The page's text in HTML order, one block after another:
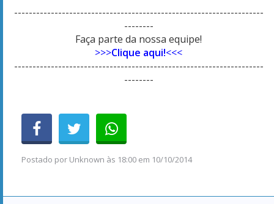
--------------------------------------------------------------------
--------
Faça parte da nossa equipe!
>>>Clique aqui!<<<
--------------------------------------------------------------------
--------
Postado por Unknown às 18:00 em 10/10/2014